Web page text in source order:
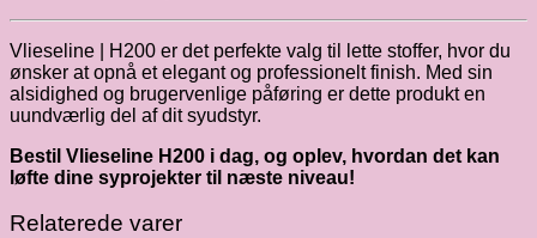
Vlieseline | H200 er det perfekte valg til lette stoffer, hvor du
ønsker at opnå et elegant og professionelt finish. Med sin
alsidighed og brugervenlige påføring er dette produkt en
uundværlig del af dit syudstyr.
Bestil Vlieseline H200 i dag, og oplev, hvordan det kan
løfte dine syprojekter til næste niveau!
Relaterede varer